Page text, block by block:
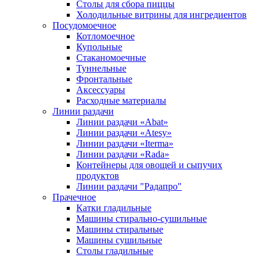
Столы для сбора пиццы
Холодильные витрины для ингредиентов
Посудомоечное
Котломоечное
Купольные
Стаканомоечные
Туннельные
Фронтальные
Аксессуары
Расходные материалы
Линии раздачи
Линии раздачи «Abat»
Линии раздачи «Atesy»
Линии раздачи «Iterma»
Линии раздачи «Rada»
Контейнеры для овощей и сыпучих
продуктов
Линии раздачи "Радапро"
Прачечное
Катки гладильные
Машины стирально-сушильные
Машины стиральные
Машины сушильные
Столы гладильные